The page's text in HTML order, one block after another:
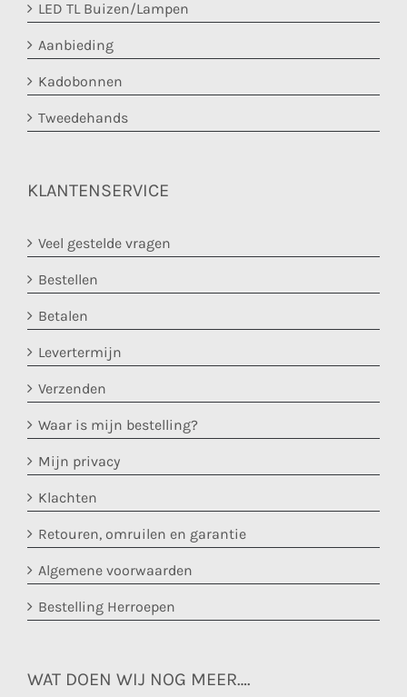
LED TL Buizen/Lampen
Aanbieding
Kadobonnen
Tweedehands
KLANTENSERVICE
Veel gestelde vragen
Bestellen
Betalen
Levertermijn
Verzenden
Waar is mijn bestelling?
Mijn privacy
Klachten
Retouren, omruilen en garantie
Algemene voorwaarden
Bestelling Herroepen
WAT DOEN WIJ NOG MEER….